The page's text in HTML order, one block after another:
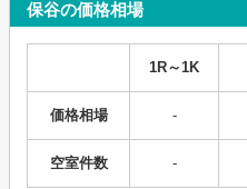
保谷の価格相場
1R～1K
価格相場 -
空室件数 -